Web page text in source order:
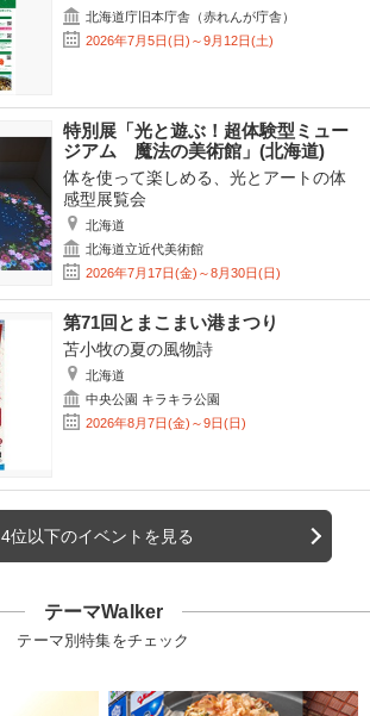
北海道庁旧本庁舎（赤れんが庁舎）
2026年7月5日(日)～9月12日(土)
特別展「光と遊ぶ！超体験型ミュー
ジアム 魔法の美術館」(北海道)
体を使って楽しめる、光とアートの体
感型展覧会
北海道
北海道立近代美術館
2026年7月17日(金)～8月30日(日)
第71回とまこまい港まつり
苫小牧の夏の風物詩
北海道
中央公園 キラキラ公園
2026年8月7日(金)～9日(日)
4位以下のイベントを見る
テーマWalker
テーマ別特集をチェック